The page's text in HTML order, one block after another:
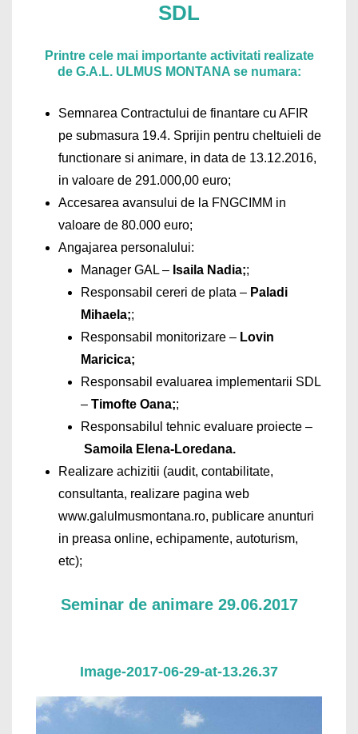
SDL
Printre cele mai importante activitati realizate
de G.A.L. ULMUS MONTANA se numara:
Semnarea Contractului de finantare cu AFIR
pe submasura 19.4. Sprijin pentru cheltuieli de
functionare si animare, in data de 13.12.2016,
in valoare de 291.000,00 euro;
Accesarea avansului de la FNGCIMM in
valoare de 80.000 euro;
Angajarea personalului:
Manager GAL – Isaila Nadia;;
Responsabil cereri de plata – Paladi
Mihaela;;
Responsabil monitorizare – Lovin
Maricica;
Responsabil evaluarea implementarii SDL
– Timofte Oana;;
Responsabilul tehnic evaluare proiecte –
Samoila Elena-Loredana.
Realizare achizitii (audit, contabilitate,
consultanta, realizare pagina web
www.galulmusmontana.ro, publicare anunturi
in preasa online, echipamente, autoturism,
etc);
Seminar de animare 29.06.2017
Image-2017-06-29-at-13.26.37